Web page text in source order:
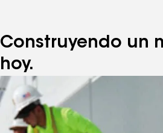
Construyendo un
hoy.